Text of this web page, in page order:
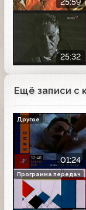
25:32
Ещё записи с
01:24
Другое
Программа передач